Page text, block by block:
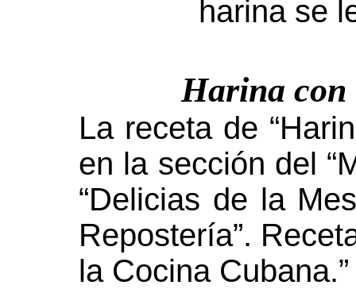
harina se
Harina con
La receta de
en la sección del
“Delicias de la
Repostería”.
la Cocina Cubana.”